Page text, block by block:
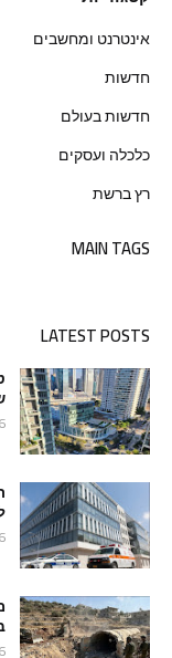
אינטרנט ומחשבים
חדשות
חדשות בעולם
כלכלה ועסקים
רץ ברשת
MAIN TAGS
LATEST POSTS